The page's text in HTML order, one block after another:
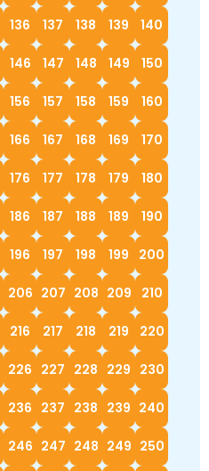
136 137 138 139 140
146 147 148 149 150
156 157 158 159 160
166 167 168 169 170
176 177 178 179 180
186 187 188 189 190
196 197 198 199 200
206 207 208 209 210
216 217 218 219 220
226 227 228 229 230
236 237 238 239 240
246 247 248 249 250